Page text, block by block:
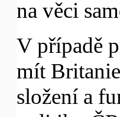
na věci
V případě
mít
složení a